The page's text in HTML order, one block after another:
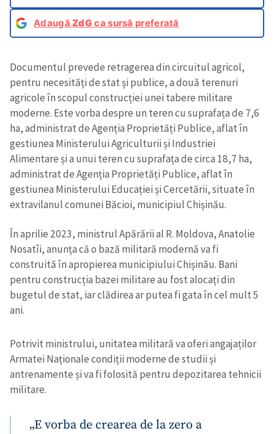
AdaugăZdG ca sursă preferată
Documentul prevede retragerea din circuitul agricol,
pentru necesități de stat și publice, a două terenuri
agricole în scopul construcției unei tabere militare
moderne. Este vorba despre un teren cu suprafața de 7,6
ha, administrat de Agenția Proprietăți Publice, aflat în
gestiunea Ministerului Agriculturii și Industriei
Alimentare și a unui teren cu suprafața de circa 18,7 ha,
administrat de Agenția Proprietăți Publice, aflat în
gestiunea Ministerului Educației și Cercetării, situate în
extravilanul comunei Băcioi, municipiul Chișinău.
În aprilie 2023, ministrul Apărării al R. Moldova, Anatolie
Nosatîi, anunța că o bază militară modernă va fi
construită în apropierea municipiului Chișinău. Bani
pentru construcția bazei militare au fost alocați din
bugetul de stat, iar clădirea ar putea fi gata în cel mult 5
ani.
Potrivit ministrului, unitatea militară va oferi angajaților
Armatei Naționale condiții moderne de studii și
antrenamente și va fi folosită pentru depozitarea tehnicii
militare.
„E vorba de crearea de la zero a